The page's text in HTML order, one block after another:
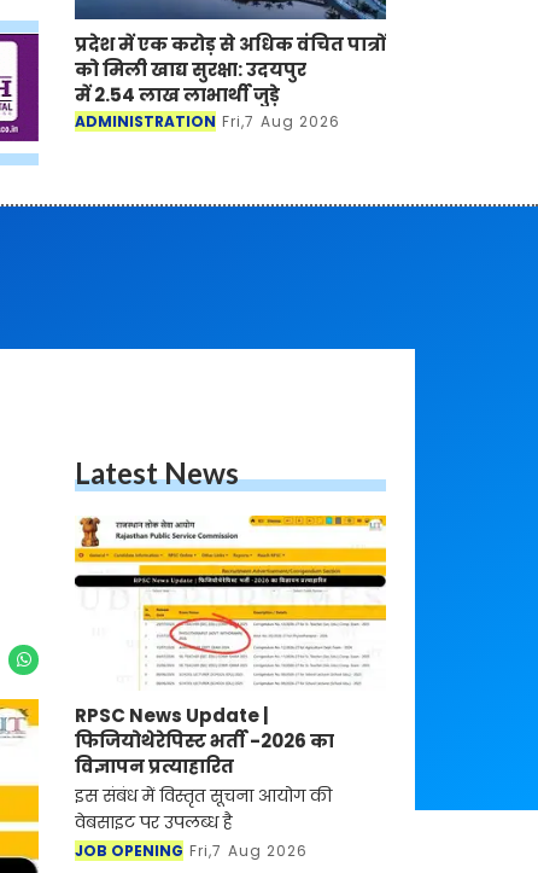
प्रदेश में एक करोड़ से अधिक वंचित पात्रों
को मिली खाद्य सुरक्षा: उदयपुर
में 2.54 लाख लाभार्थी जुड़े
ADMINISTRATION Fri,7 Aug 2026
Latest News
RPSC News Update |
फिजियोथेरेपिस्ट भर्ती -2026 का
विज्ञापन प्रत्याहारित
इस संबंध में विस्तृत सूचना आयोग की
वेबसाइट पर उपलब्ध है
JOB OPENING Fri,7 Aug 2026